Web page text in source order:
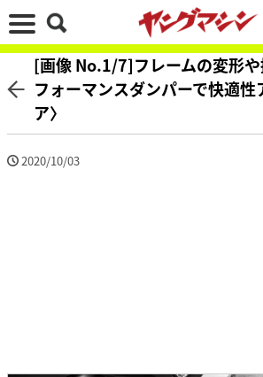
[画像 No.1/7]フレームの変形
フォーマンスダンパーで快適性
ア〉
2020/10/03